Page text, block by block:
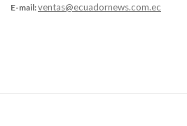
E-mail:ventas@ecuadornews.com.ec